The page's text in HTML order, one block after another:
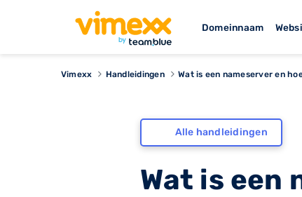
Domeinnaam
Vimexx Handleidingen Wat is een nameserver en
Alle handleidingen
Wat is een